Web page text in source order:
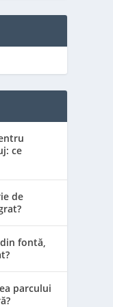
ce
de
fontă,
parcului